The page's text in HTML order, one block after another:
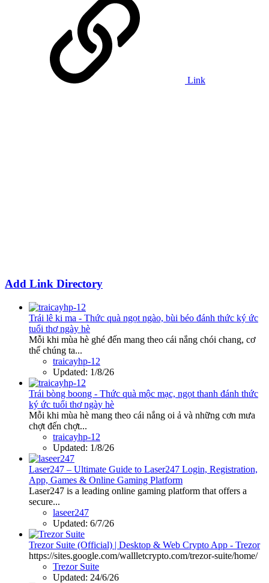
Link
Add Link Directory
Trái lê ki ma - Thức quà ngọt ngào, bùi béo đánh thức ký ức
tuổi thơ ngày hè
Mỗi khi mùa hè ghé đến mang theo cái nắng chói chang, cơ
thể chúng ta...
traicayhp-12
Updated: 1/8/26
Trái bòng boong - Thức quà mộc mạc, ngọt thanh đánh thức
ký ức tuổi thơ ngày hè
Mỗi khi mùa hè mang theo cái nắng oi ả và những cơn mưa
chợt đến chợt...
traicayhp-12
Updated: 1/8/26
Laser247 – Ultimate Guide to Laser247 Login, Registration,
App, Games & Online Gaming Platform
Laser247 is a leading online gaming platform that offers a
secure...
laseer247
Updated: 6/7/26
Trezor Suite (Official) | Desktop & Web Crypto App - Trezor
https://sites.google.com/wallletcrypto.com/trezor-suite/home/
Trezor Suite
Updated: 24/6/26